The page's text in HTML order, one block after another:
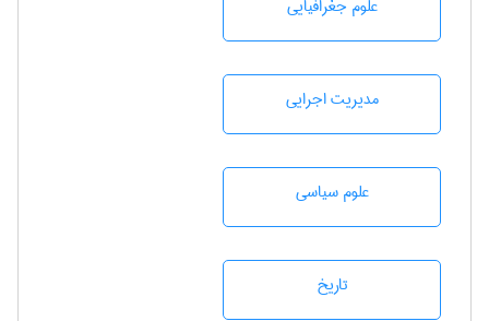
علوم جغرافيايی
مديريت اجرايی
علوم سياسی
تاريخ